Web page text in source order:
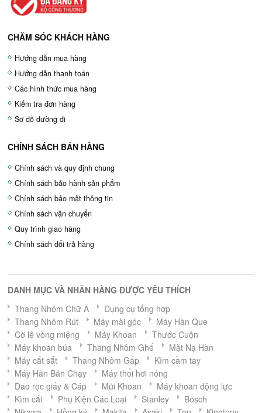
CHĂM SÓC KHÁCH HÀNG
Hướng dẫn mua hàng
Hướng dẫn thanh toán
Các hình thức mua hàng
Kiểm tra đơn hàng
Sơ đồ đường đi
CHÍNH SÁCH BÁN HÀNG
Chính sách và quy định chung
Chính sách bảo hành sản phẩm
Chính sách bảo mật thông tin
Chính sách vận chuyển
Quy trình giao hàng
Chính sách đổi trả hàng
DANH MỤC VÀ NHÃN HÀNG ĐƯỢC YÊU THÍCH
Thang Nhôm Chữ A
Dụng cụ tổng hợp
Thang Nhôm Rút
Máy mài góc
Máy Hàn Que
Cờ lê vòng miệng
Máy Khoan
Thước Cuộn
Máy khoan búa
Thang Nhôm Ghế
Mặt Nạ Hàn
Máy cắt sắt
Thang Nhôm Gấp
Kìm cầm tay
Máy Hàn Bán Chạy
Máy thổi hơi nóng
Dao rọc giấy & Cáp
Mũi Khoan
Máy khoan động lực
Kìm cắt
Phụ Kiện Các Loại Stanley
Bosch